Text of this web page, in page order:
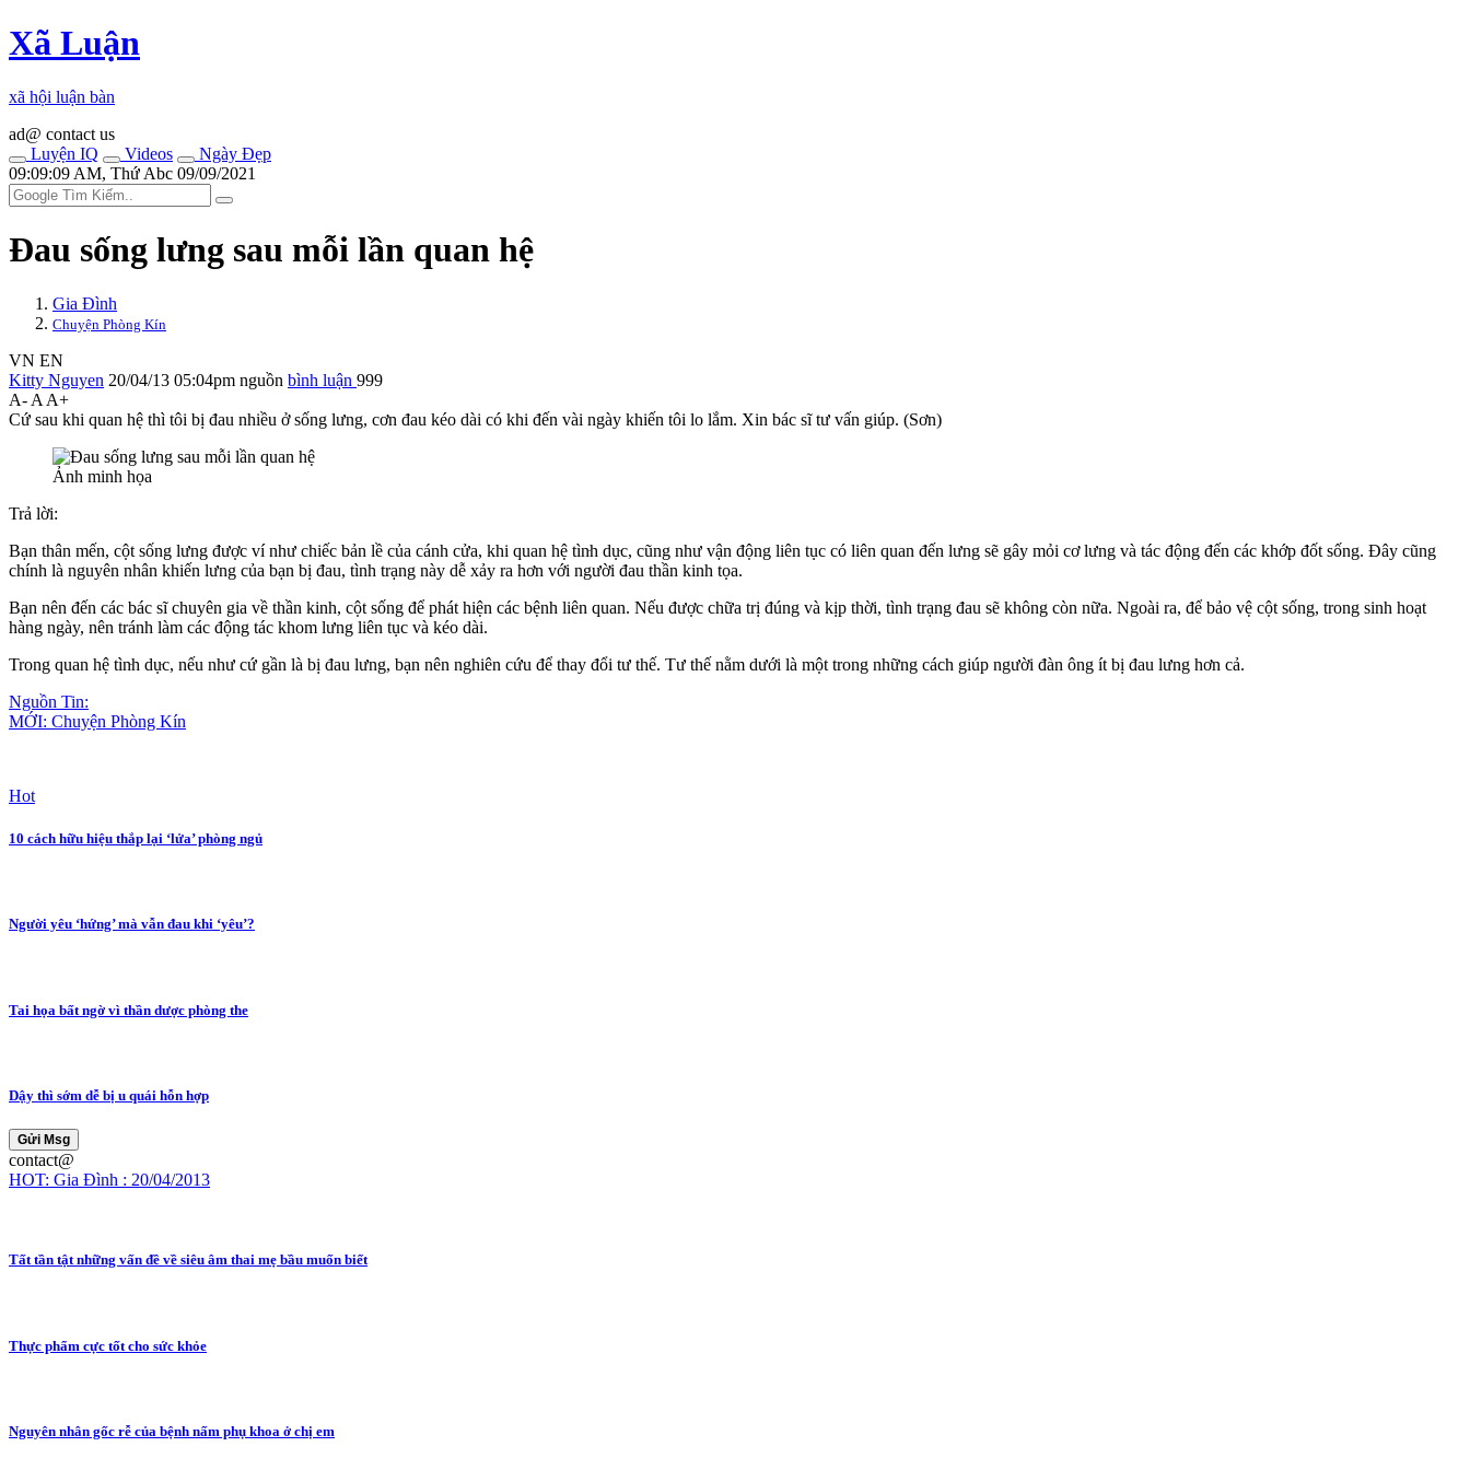
Xã Luận
xã hội luận bàn
ad@ contact us
Luyện IQ
Videos
Ngày Đẹp
09:09:09 AM, Thứ Abc 09/09/2021
Đau sống lưng sau mỗi lần quan hệ
Gia Đình
Chuyện Phòng Kín
VN EN
Kitty Nguyen 20/04/13 05:04pm nguồn bình luận 999
A- A A+
Cứ sau khi quan hệ thì tôi bị đau nhiều ở sống lưng, cơn đau kéo dài có khi đến vài ngày khiến tôi lo lắm. Xin bác sĩ tư vấn giúp. (Sơn)
Ảnh minh họa
Trả lời:
Bạn thân mến, cột sống lưng được ví như chiếc bản lề của cánh cửa, khi quan hệ tìn‌ּh dụ‌ּc, cũng như vận động liên tục có liên quan đến lưng sẽ gây mỏi cơ lưng và tác động đến các khớp đốt sống. Đây cũng
chính là nguyên nhân khiến lưng của bạn bị đau, tình trạng này dễ xảy ra hơn với người đau thần kinh tọa.
Bạn nên đến các bác sĩ chuyên gia về thần kinh, cột sống để phát hiện các bệnh liên quan. Nếu được chữa trị đúng và kịp thời, tình trạng đau sẽ không còn nữa. Ngoài ra, để bảo vệ cột sống, trong sinh hoạt
hàng ngày, nên tránh làm các động tác khom lưng liên tục và kéo dài.
Trong quan hệ tìn‌ּh dụ‌ּc, nếu như cứ gần là bị đau lưng, bạn nên nghiên cứu để thay đổi tư thế. Tư thế nằm dưới là một trong những cách giúp người đàn ông ít bị đau lưng hơn cả.
Nguồn Tin:
MỚI: Chuyện Phòng Kín
Hot
10 cách hữu hiệu thắp lại ‘lửa’ phòng ngủ
Người yêu ‘hứng’ mà vẫn đau khi ‘yêu’?
Tai họa bất ngờ vì thần dược phòng the
Dậy thì sớm dễ bị u quái hỗn hợp
Gửi Msg
contact@
HOT: Gia Đình : 20/04/2013
Tất tần tật những vấn đề về siêu âm thai mẹ bầu muốn biết
Thực phẩm cực tốt cho sức khỏe
Nguyên nhân gốc rễ của bệnh nấm phụ khoa ở chị em